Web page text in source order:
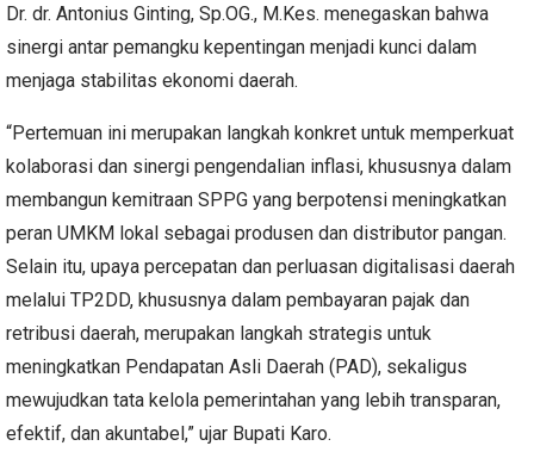
Dr. dr. Antonius Ginting, Sp.OG., M.Kes. menegaskan bahwa
sinergi antar pemangku kepentingan menjadi kunci dalam
menjaga stabilitas ekonomi daerah.
“Pertemuan ini merupakan langkah konkret untuk memperkuat
kolaborasi dan sinergi pengendalian inflasi, khususnya dalam
membangun kemitraan SPPG yang berpotensi meningkatkan
peran UMKM lokal sebagai produsen dan distributor pangan.
Selain itu, upaya percepatan dan perluasan digitalisasi daerah
melalui TP2DD, khususnya dalam pembayaran pajak dan
retribusi daerah, merupakan langkah strategis untuk
meningkatkan Pendapatan Asli Daerah (PAD), sekaligus
mewujudkan tata kelola pemerintahan yang lebih transparan,
efektif, dan akuntabel,” ujar Bupati Karo.